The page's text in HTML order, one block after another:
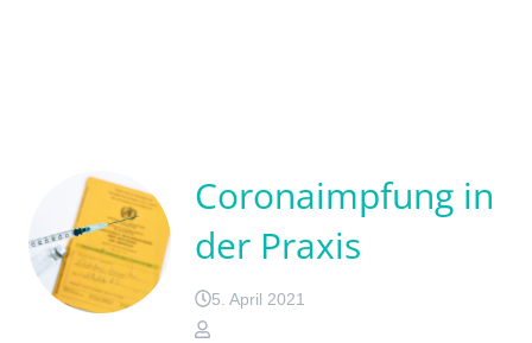
Coronaimpfung in
der Praxis
5. April 2021